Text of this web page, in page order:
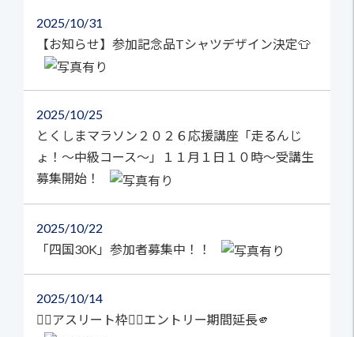
2025 10/31
【お知らせ】参加記念品Tシャツデザイン決定👕
2025 10/25
とくしまマラソン２０２６応援講座「走るんじ
ょ！～中級コース～」１１月１日１０時～受講生
募集開始！
2025 10/22
「四国30K」参加者募集中！！
2025 10/14
🏃‍♀️アスリート枠🏃‍♂️エントリー期間延長🫵